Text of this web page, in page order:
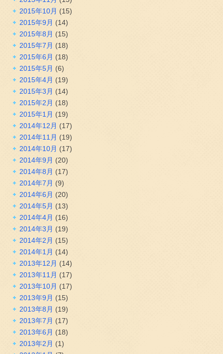
2015年10月 (15)
2015年9月 (14)
2015年8月 (15)
2015年7月 (18)
2015年6月 (18)
2015年5月 (6)
2015年4月 (19)
2015年3月 (14)
2015年2月 (18)
2015年1月 (19)
2014年12月 (17)
2014年11月 (19)
2014年10月 (17)
2014年9月 (20)
2014年8月 (17)
2014年7月 (9)
2014年6月 (20)
2014年5月 (13)
2014年4月 (16)
2014年3月 (19)
2014年2月 (15)
2014年1月 (14)
2013年12月 (14)
2013年11月 (17)
2013年10月 (17)
2013年9月 (15)
2013年8月 (19)
2013年7月 (17)
2013年6月 (18)
2013年2月 (1)